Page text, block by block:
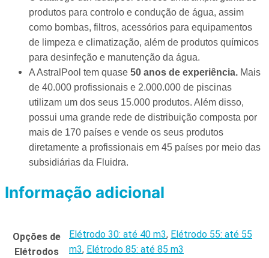
produtos para controlo e condução de água, assim
como bombas, filtros, acessórios para equipamentos
de limpeza e climatização, além de produtos químicos
para desinfeção e manutenção da água.
A AstralPool tem quase 50 anos de experiência. Mais
de 40.000 profissionais e 2.000.000 de piscinas
utilizam um dos seus 15.000 produtos. Além disso,
possui uma grande rede de distribuição composta por
mais de 170 países e vende os seus produtos
diretamente a profissionais em 45 países por meio das
subsidiárias da Fluidra.
Informação adicional
Opções de
Elétrodos
Elétrodo 30: até 40 m3, Elétrodo 55: até 55
m3, Elétrodo 85: até 85 m3